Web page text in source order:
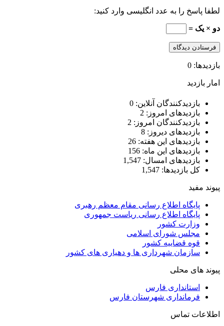
لطفا پاسخ را به عدد انگلیسی وارد کنید:
دو × یک =
بازدیدها: 0
امار بازدید
بازدیدکنندگان آنلاین: 0
بازدیدهای امروز: 2
بازدیدکنندگان امروز: 2
بازدیدهای دیروز: 8
بازدیدهای این هفته: 26
بازدیدهای این ماه: 156
بازدیدهای امسال: 1,547
کل بازدیدها: 1,547
پیوند مفید
پایگاه اطلاع رسانی مقام معظم رهبری
پایگاه اطلاع رسانی ریاست جمهوری
وزارت کشور
مجلس شورای اسلامی
قوه قضاییه کشور
سازمان شهرداری ها و دهیاری های کشور
پیوند های محلی
استانداری فارس
فرمانداری شهرستان فارس
اطلاعات تماس